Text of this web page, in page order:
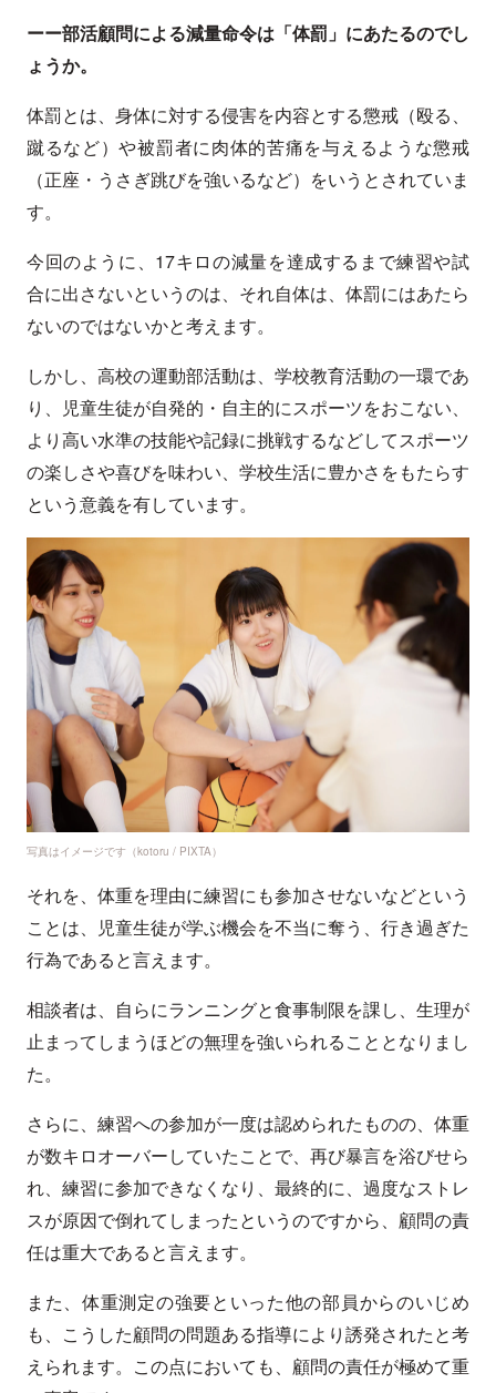
ーー部活顧問による減量命令は「体罰」にあたるのでし
ょうか。
体罰とは、身体に対する侵害を内容とする懲戒（殴る、
蹴るなど）や被罰者に肉体的苦痛を与えるような懲戒
（正座・うさぎ跳びを強いるなど）をいうとされていま
す。
今回のように、17キロの減量を達成するまで練習や試
合に出さないというのは、それ自体は、体罰にはあたら
ないのではないかと考えます。
しかし、高校の運動部活動は、学校教育活動の一環であ
り、児童生徒が自発的・自主的にスポーツをおこない、
より高い水準の技能や記録に挑戦するなどしてスポーツ
の楽しさや喜びを味わい、学校生活に豊かさをもたらす
という意義を有しています。
写真はイメージです（kotoru / PIXTA）
それを、体重を理由に練習にも参加させないなどという
ことは、児童生徒が学ぶ機会を不当に奪う、行き過ぎた
行為であると言えます。
相談者は、自らにランニングと食事制限を課し、生理が
止まってしまうほどの無理を強いられることとなりまし
た。
さらに、練習への参加が一度は認められたものの、体重
が数キロオーバーしていたことで、再び暴言を浴びせら
れ、練習に参加できなくなり、最終的に、過度なストレ
スが原因で倒れてしまったというのですから、顧問の責
任は重大であると言えます。
また、体重測定の強要といった他の部員からのいじめ
も、こうした顧問の問題ある指導により誘発されたと考
えられます。この点においても、顧問の責任が極めて重